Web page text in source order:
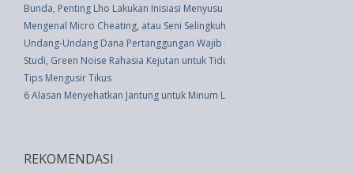
Bunda, Penting Lho Lakukan Inisiasi Menyusu Dini Pasca Melahirkan
Mengenal Micro Cheating, atau Seni Selingkuh yang Tidak Disengaja
Undang-Undang Dana Pertanggungan Wajib Kecelakaan Lalu Lintas Jalan
Studi, Green Noise Rahasia Kejutan untuk Tidur Nyenyak
Tips Mengusir Tikus
6 Alasan Menyehatkan Jantung untuk Minum Lebih Banyak Teh
REKOMENDASI